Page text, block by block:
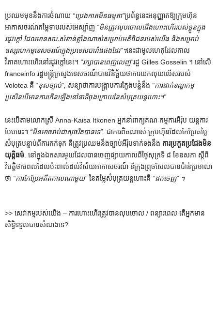
ប្រឈមមុខនឹងការចំណាយ “ប្រេងកាតមិនធម្មតា”ប្រព័ន្ធនេះអនុញ្ញាតឱ្យក្រុមហ៊ុន
អាកាសចរណ៍តម្លៃទាបរបស់អេស្ប៉ាញ “មិន​ត្រូវ​លុប​ចោល​ជើង​ហោះ​ហើរ​របស់​ខ្លួន​ក្នុង​
រដូវ​ក្ដៅ ដែល​មាន​សារៈ​សំខាន់​ខ្លាំង​ណាស់​សម្រាប់​អតិថិជន​របស់​យើង និង​សម្រាប់​
ឧស្សាហកម្ម​ទេសចរណ៍​ក្នុង​ប្រទេស​បារាំង​ផង​ដែរ”។នេះជាមូលហេតុដែលកាល
វិភាគហោះហើរនៅរដូវក្តៅនេះ។ “រក្សាបានពេញលេញ”រដ្ឋ Gilles Gosselin ។ នៅលើ
franceinfo រដ្ឋមន្ត្រីក្រសួងទេសចរណ៍បានវិនិច្ឆ័យថាការយកលុយលើសរបស់
Volotea គឺ “ខុសច្បាប់”, សន្យាថាការបង្ក្រាបការក្លែងបន្លំនឹង “ការដាក់ទណ្ឌកម្ម
ប្រសិនបើមានការកើនឡើងនៅនាទីចុងក្រោយនៃសំបុត្រយន្តហោះ។”
នេះ​បើ​តាម​លោកស្រី Anna-Kaisa Itkonen អ្នក​នាំ​ពាក្យ​គណៈកម្មការ​អឺរ៉ុប យន្តការ​
បែប​នេះ។ “មិនអាចរាប់ជាសុចរិតបានទេ” . ជាការពិតណាស់ ក្រុមហ៊ុនដែលកែប្រែតម្លៃ
សំបុត្របន្ទាប់ពីការកក់ទុក គឺត្រូវប្រឈមនឹងច្បាប់អឺរ៉ុបទាក់ទងនឹង ការប្រកួតប្រជែងមិន
យុត្តិធម៌ . នៅ​ក្នុង​ឯកសារ​មួយ​ដែល​បាន​ចេញ​ផ្សាយ​កាល​ពី​ថ្ងៃ​សុក្រ​ទី ៨ ខែ​ឧសភា ស្តីពី​
វិបត្តិ​ថាមពល​ដែល​ប៉ះពាល់​ដល់​វិស័យ​អាកាសចរណ៍ ទីក្រុង​ព្រុចសែល​បាន​ប៉ាន់​ប្រមាណ​
ថា “ការកែប្រែអតីតកាលណាមួយ” នៃតម្លៃសំបុត្រយន្តហោះគឺ “ដកចេញ” ។
>> សេវាកម្មរបស់យើង – ការហោះហើរត្រូវបានលុបចោល / ពន្យារពេល តើអ្នកមាន
សិទ្ធិទទួលបានសំណងទេ?